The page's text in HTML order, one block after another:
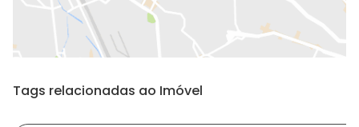
Tags relacionadas ao Imóvel